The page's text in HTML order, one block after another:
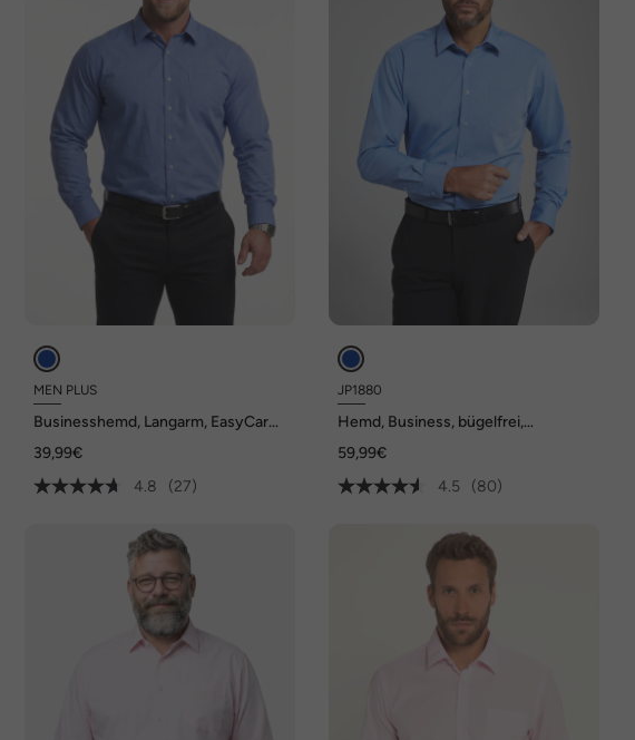
MEN PLUS
Businesshemd, Langarm, EasyCare,
39,99€
4.8
(27)
JP1880
Hemd, Business, bügelfrei,
bis 8XL
59,99€
4.5
(80)